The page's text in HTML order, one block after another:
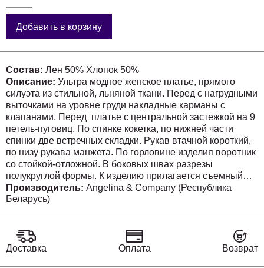
Добавить в корзину
Состав: Лен 50% Хлопок 50%
Описание: Ультра модное женское платье, прямого
силуэта из стильной, льняной ткани. Перед с нагрудными
выточками на уровне груди накладные карманы с
клапанами. Перед платье с центральной застежкой на 9
петель-пуговиц. По спинке кокетка, по нижней части
спинки две встречных складки. Рукав втачной короткий,
по низу рукава манжета. По горловине изделия воротник
со стойкой-отложной. В боковых швах разрезы
полукруглой формы. К изделию прилагается съемный
пояс, из той же ткани, что и платье. Длина из-ия по
спинке 141 см. Длина из-ия по переду 135 см. Ог-106,
Производитель: Angelina & Company (Республика
Беларусь)
Доставка Оплата Возврат